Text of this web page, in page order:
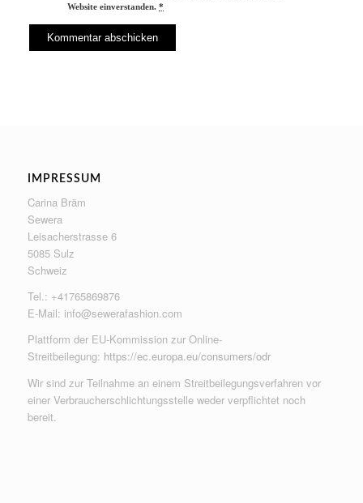
Website einverstanden.*
IMPRESSUM
Carina Bräm
Sewera
Leisacherstrasse 6
5085 Sulz
Schweiz
Tel.: +41765869876
E-Mail: info@sewerafashion.com
Plattform der EU-Kommission zur Online-
Streitbeilegung: https://ec.europa.eu/consumers/odr
Wir sind zur Teilnahme an einem Streitbeilegungsverfahren vor
einer Verbraucherschlichtungsstelle weder verpflichtet noch
bereit.